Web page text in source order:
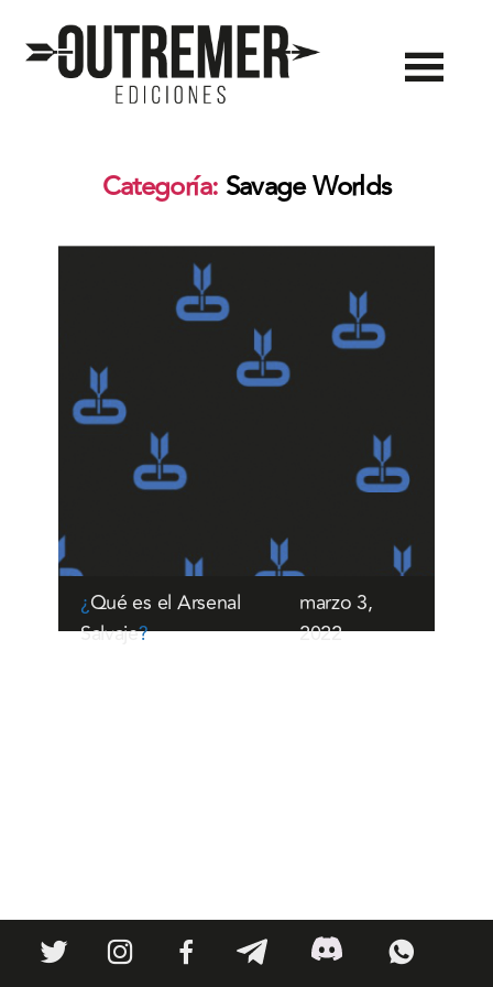
Categoría: Savage Worlds
¿Qué es el Arsenal
Salvaje?
marzo 3,
2022